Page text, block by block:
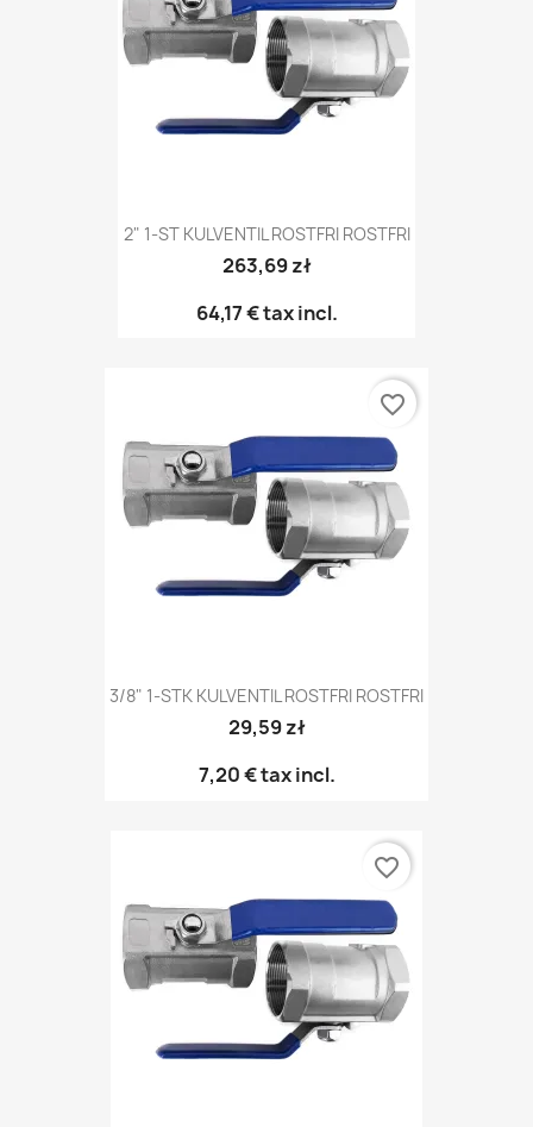
2" 1-ST KULVENTIL ROSTFRI ROSTFRI
263,69 zł
64,17 €tax incl.
3/8" 1-STK KULVENTIL ROSTFRI ROSTFRI
29,59 zł
7,20 €tax incl.
favorite_border
favorite_border